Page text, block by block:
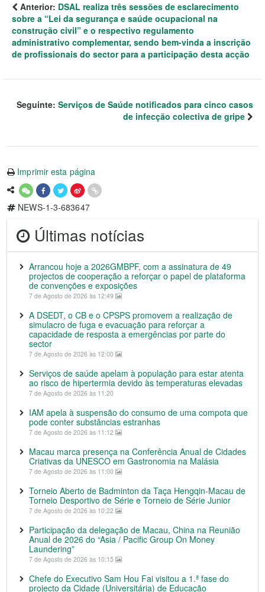
Anterior: DSAL realiza três sessões de esclarecimento
sobre a “Lei da segurança e saúde ocupacional na
construção civil” e o respectivo regulamento
administrativo complementar, sendo bem-vinda a inscrição
de profissionais do sector para a participação desta acção
Seguinte: Serviços de Saúde notificados para cinco casos
de infecção colectiva de gripe
Imprimir esta página
NEWS-1-3-683647
Últimas notícias
Arrancou hoje a 2026GMBPF, com a assinatura de 49
projectos de cooperação a reforçar o papel de plataforma
de convenções e exposições
7 de Agosto de 2026 às 12:49
A DSEDT, o CB e o CPSPS promovem a realização de
simulacro de fuga e evacuação para reforçar a
capacidade de resposta a emergências por parte do
sector
7 de Agosto de 2026 às 12:00
Serviços de saúde apelam à população para estar atenta
ao risco de hipertermia devido às temperaturas elevadas
7 de Agosto de 2026 às 11:20
IAM apela à suspensão do consumo de uma compota que
pode conter substâncias estranhas
7 de Agosto de 2026 às 11:12
Macau marca presença na Conferência Anual de Cidades
Criativas da UNESCO em Gastronomia na Malásia
7 de Agosto de 2026 às 11:00
Torneio Aberto de Badminton da Taça Hengqin-Macau de
Torneio Desportivo de Série e Torneio de Série Junior
7 de Agosto de 2026 às 10:22
Participação da delegação de Macau, China na Reunião
Anual de 2026 do “Asia / Pacific Group On Money
Laundering”
7 de Agosto de 2026 às 10:15
Chefe do Executivo Sam Hou Fai visitou a 1.ª fase do
projecto da Cidade (Universitária) de Educação